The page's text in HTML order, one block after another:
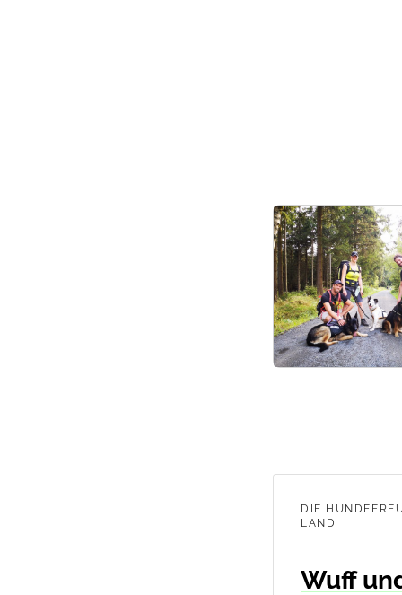
DIE
LAND
Wuff